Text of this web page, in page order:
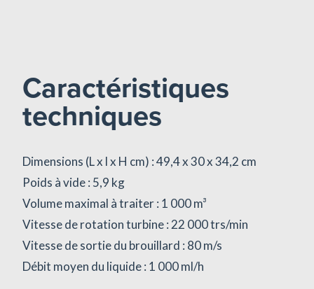
Caractéristiques
techniques
Dimensions (L x l x H cm) : 49,4 x 30 x 34,2 cm
Poids à vide : 5,9 kg
Volume maximal à traiter : 1 000 m³
Vitesse de rotation turbine : 22 000 trs/min
Vitesse de sortie du brouillard : 80 m/s
Débit moyen du liquide : 1 000 ml/h